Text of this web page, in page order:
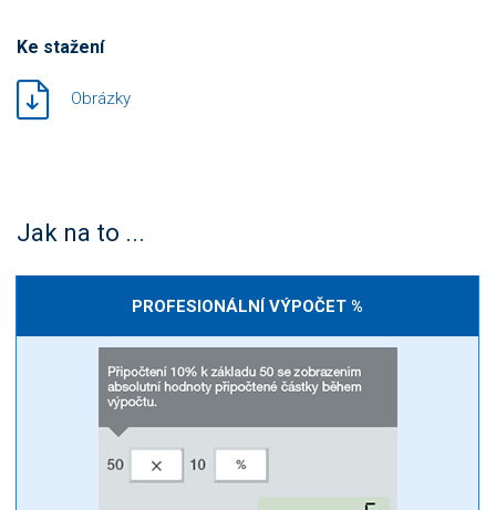
Ke stažení
Obrázky
Jak na to ...
PROFESIONÁLNÍ VÝPOČET %